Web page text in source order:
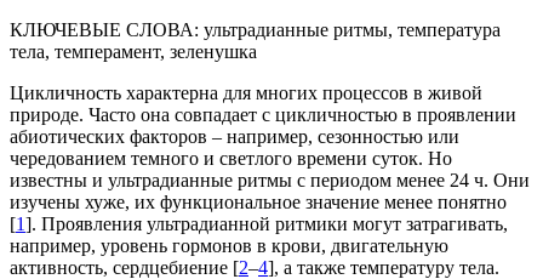
КЛЮЧЕВЫЕ СЛОВА: ультрадианные ритмы, температура
тела, темперамент, зеленушка
Цикличность характерна для многих процессов в живой
природе. Часто она совпадает с цикличностью в проявлении
абиотических факторов – например, сезонностью или
чередованием темного и светлого времени суток. Но
известны и ультрадианные ритмы с периодом менее 24 ч. Они
изучены хуже, их функциональное значение менее понятно
[1]. Проявления ультрадианной ритмики могут затрагивать,
например, уровень гормонов в крови, двигательную
активность, сердцебиение [2–4], а также температуру тела.